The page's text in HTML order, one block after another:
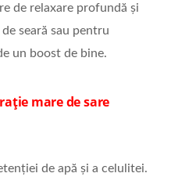
de relaxare profundă și
seară sau pentru
un boost de bine.
mare de sare
de apă și a celulitei.